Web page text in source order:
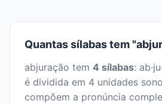
Quantas sílabas tem
abjuração tem 4 sílabas:
é dividida em 4 unidades
compõem a pronúncia